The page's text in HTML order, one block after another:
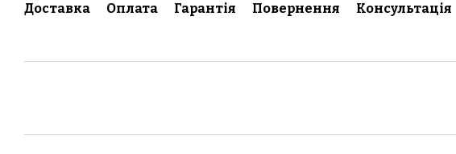
Доставка Оплата Гарантія Повернення Консультація